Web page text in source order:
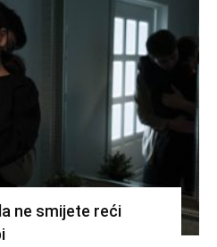
ne smijete reći